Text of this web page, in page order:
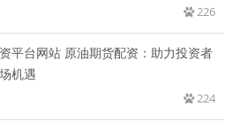
226
平台网站 原油期货配资：助力投资者
机遇
224